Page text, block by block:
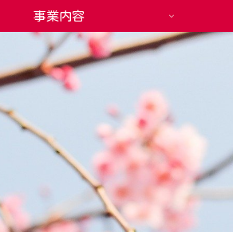
事業内容